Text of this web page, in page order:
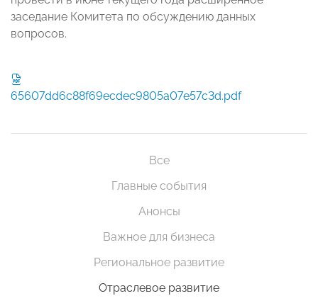
заседание Комитета по обсуждению данных
вопросов.
65607dd6c88f69ecdec9805a07e57c3d.pdf
Все
Главные события
Анонсы
Важное для бизнеса
Региональное развитие
Отраслевое развитие